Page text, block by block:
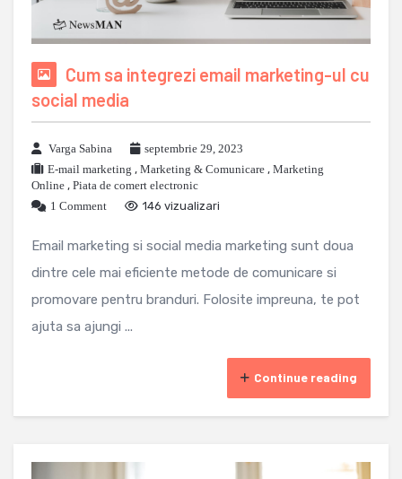
Cum sa integrezi email marketing-ul cu
social media
Varga Sabina
septembrie 29, 2023
E-mail marketing , Marketing & Comunicare , Marketing
Online , Piata de comert electronic
1 Comment
146 vizualizari
Email marketing si social media marketing sunt doua
dintre cele mai eficiente metode de comunicare si
promovare pentru branduri. Folosite impreuna, te pot
ajuta sa ajungi ...
Continue reading